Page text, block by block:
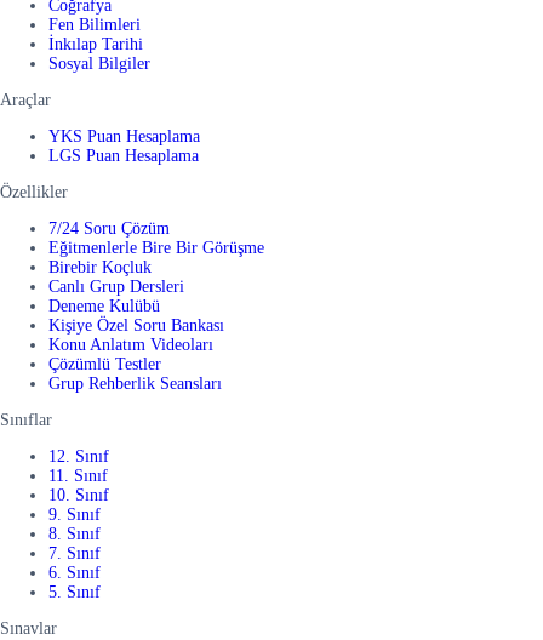
Coğrafya
Fen Bilimleri
İnkılap Tarihi
Sosyal Bilgiler
Araçlar
YKS Puan Hesaplama
LGS Puan Hesaplama
Özellikler
7/24 Soru Çözüm
Eğitmenlerle Bire Bir Görüşme
Birebir Koçluk
Canlı Grup Dersleri
Deneme Kulübü
Kişiye Özel Soru Bankası
Konu Anlatım Videoları
Çözümlü Testler
Grup Rehberlik Seansları
Sınıflar
12. Sınıf
11. Sınıf
10. Sınıf
9. Sınıf
8. Sınıf
7. Sınıf
6. Sınıf
5. Sınıf
Sınavlar